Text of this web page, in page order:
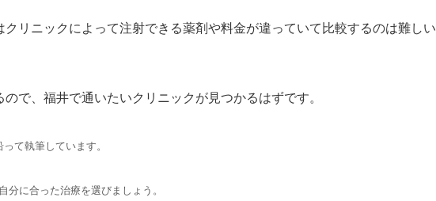
リニックによって注射できる薬剤や料金が違っていて比較するのは難しい
で、福井で通いたいクリニックが見つかるはずです。
て執筆しています。
に合った治療を選びましょう。